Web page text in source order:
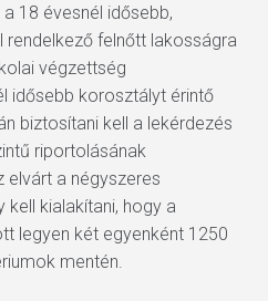
18 évesnél idősebb,
felnőtt lakosságra
végzettség
idősebb korosztályt érintő
biztosítani kell a lekérdezés
riportolásának
elvárt a négyszeres
kialakítani, hogy a
legyen két egyenként 1250
mentén.